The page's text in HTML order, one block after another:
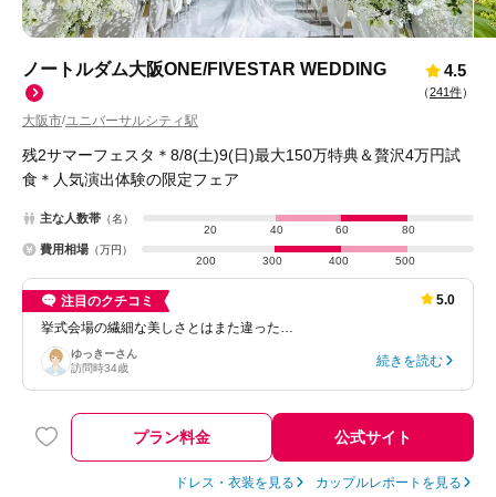
ノートルダム大阪ONE/FIVESTAR WEDDING
大阪市/ユニバーサルシティ駅
4.5
（241件）
残2サマーフェスタ＊8/8(土)9(日)最大150万特典＆贅沢4万円試
食＊人気演出体験の限定フェア
主な人数帯 （名）
20
40 60 80
費用相場 （万円）
200
300 400 500
注目のクチコミ
5.0
挙式会場の繊細な美しさとはまた違った…
ゆっきーさん
訪問時34歳 続きを読む
プラン料金 公式サイト
ドレス・衣装を見る カップルレポートを見る